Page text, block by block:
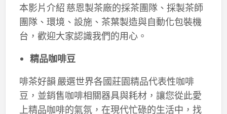
本影片介紹 慈恩製茶廠的採茶團隊、採製茶師
團隊、環境、設施、茶葉製造與自動化包裝機
台，歡迎大家認識我們的用心。
精品咖啡豆
啡茶好韻 嚴選世界各國莊園精品代表性咖啡
豆，並銷售咖啡相關器具與耗材，讓您從此愛
上精品咖啡的氣氛，在現代忙碌的生活中，找